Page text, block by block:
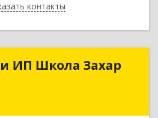
контакты
Назад
ИП Школа Захар
ИП Школа Захар